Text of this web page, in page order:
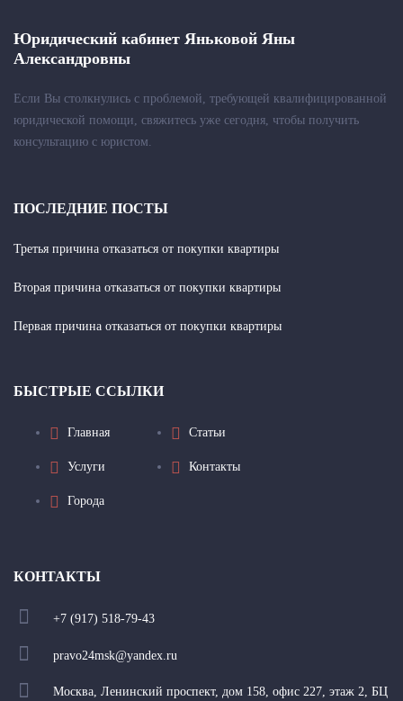
Юридический кабинет Яньковой Яны
Александровны
Если Вы столкнулись с проблемой, требующей квалифицированной
юридической помощи, свяжитесь уже сегодня, чтобы получить
консультацию с юристом.
ПОСЛЕДНИЕ ПОСТЫ
Третья причина отказаться от покупки квартиры
Вторая причина отказаться от покупки квартиры
Первая причина отказаться от покупки квартиры
БЫСТРЫЕ ССЫЛКИ
Главная
Услуги
Города
Статьи
Контакты
КОНТАКТЫ
+7 (917) 518-79-43
pravo24msk@yandex.ru
Москва, Ленинский проспект, дом 158, офис 227, этаж 2, БЦ